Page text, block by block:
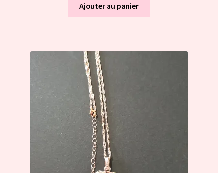
Ajouter au panier